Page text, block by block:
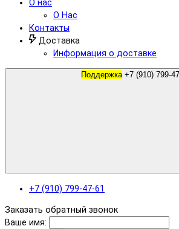
О нас
О Нас
Контакты
Доставка
Информация о доставке
Поддержка
+7 (910) 799-47-61
Заказать обратный звонок
Ваше имя: